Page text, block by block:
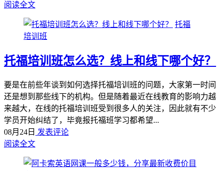
阅读全文
托福
培训班
托福培训班怎么选？线上和线下哪个好？
要是在前些年谈到如何选择托福培训班的问题，大家第一时间
还是想到那些线下的机构。但是随着最近在线教育的影响力越
来越大，在线的托福培训班受到很多人的关注，因此就有不少
学员开始纠结了，毕竟报托福班学习都希望...
08月24日 发表评论
阅读全文